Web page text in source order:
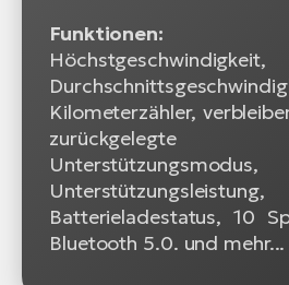
Höchstgeschwindigkeit,
Kilometerzähler,
Unterstützungsleistung,
Batterieladestatus, 10
Bluetooth 5.0. und mehr...